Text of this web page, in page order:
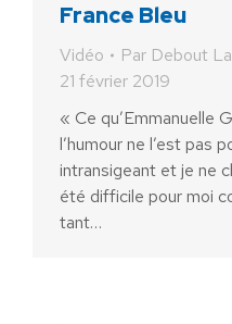
France Bleu
Vidéo Par Debout
21 février 2019
« Ce qu’Emmanuelle
l’humour ne l’est pas
intransigeant et je ne
été difficile pour moi
tant…